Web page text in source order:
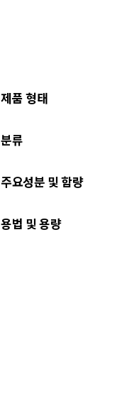
제품 형태
분류
주요성분 및 함량
용법 및 용량